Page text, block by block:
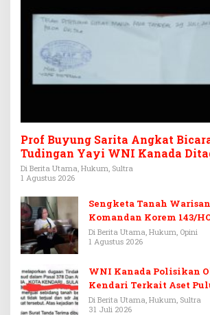
Prof Buyung Sarita Angkat
Tudingan Yayi WNI Kanada
Rp3,6 Miliar
Di Berita Utama, Hukum, Sultra
1 Agustus 2026
Sengketa Tanah
Komandan Korem 143/
Warisan Menjadi Arena
Di Berita Utama, Hukum, Opini
1 Agustus 2026
WNI Kanada Polisikan
Kendari Terkait Aset
Di Berita Utama, Hukum, Sultra
31 Juli 2026